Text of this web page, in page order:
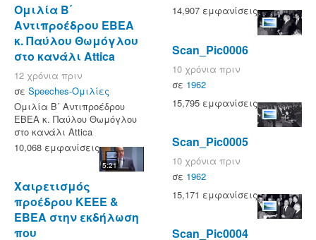
Ομιλία Β΄
Αντιπροέδρου ΕΒΕΑ
κ. Παύλου Θωμόγλου
στο κανάλι Attica
12 χρόνια πριν
σε Speeches-Ομιλίες
Ομιλία Β΄ Αντιπροέδρου
ΕΒΕΑ κ. Παύλου Θωμόγλου
στο κανάλι Attica
10,068 εμφανίσεις
5:21
Χαιρετισμός
προέδρου ΚΕΕΕ &
EBEA στην εκδήλωση
που
14,907 εμφανίσεις
Scan_Pic0006
10 χρόνια πριν
σε 1962
15,795 εμφανίσεις
Scan_Pic0005
10 χρόνια πριν
σε 1962
15,171 εμφανίσεις
Scan_Pic0004